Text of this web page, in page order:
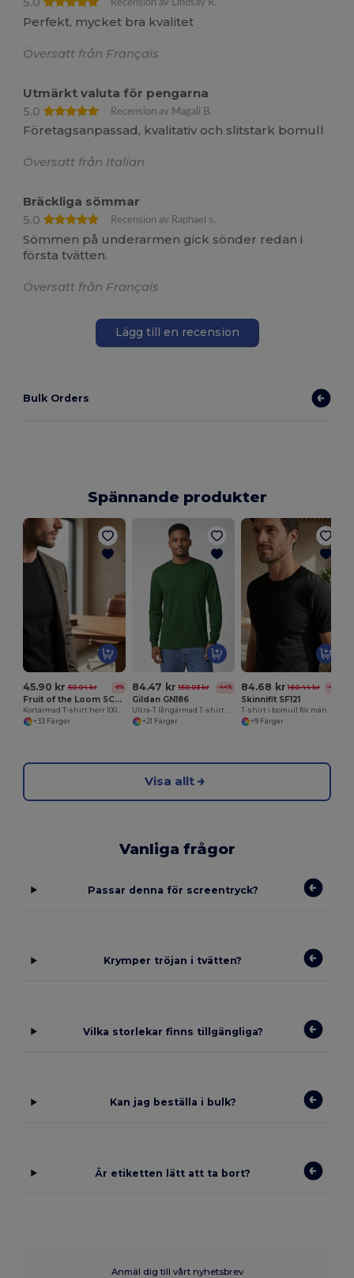
Recension av Lindsay R.
Perfekt, mycket bra kvalitet
Översatt från Français
Utmärkt valuta för pengarna
5.0
Recension av Magali B.
Företagsanpassad, kvalitativ och slitstark bomull
Översatt från Italian
Bräckliga sömmar
5.0
Recension av Raphael s.
Sömmen på underarmen gick sönder redan i
första tvätten.
Översatt från Français
Lägg till en recension
Bulk Orders
Spännande produkter
45.90 kr 50.04 kr -8%
Fruit of the Loom SC221
+33 Färger
84.47 kr 150.03 kr -44%
Gildan GN186
+21 Färger
84.68 kr 160.44 kr -47%
Skinnifit SF121
T-shirt i bomull för män
+9 Färger
Visa allt
Vanliga frågor
Passar denna för screentryck?
Krymper tröjan i tvätten?
Vilka storlekar finns tillgängliga?
Kan jag beställa i bulk?
Är etiketten lätt att ta bort?
Anmäl dig till vårt nyhetsbrev